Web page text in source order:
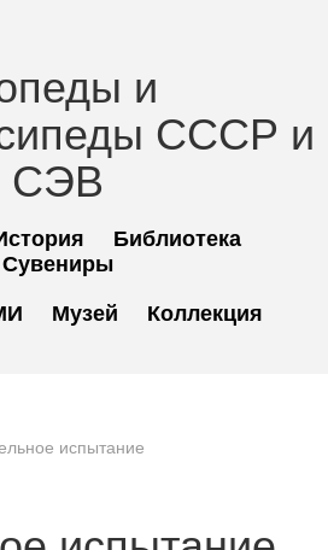
и
СССР и
СЭВ
Библиотека
Сувениры
Музей Коллекция
испытание